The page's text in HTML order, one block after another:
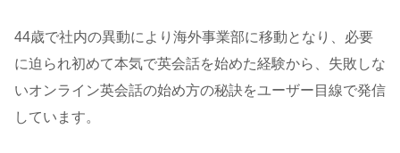
44歳で社内の異動により海外事業部に移動となり、必要
に迫られ初めて本気で英会話を始めた経験から、失敗しな
いオンライン英会話の始め方の秘訣をユーザー目線で発信
しています。